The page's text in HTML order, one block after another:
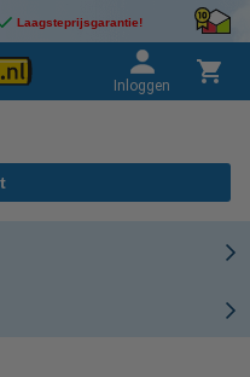
Laagsteprijsgarantie!
Inloggen